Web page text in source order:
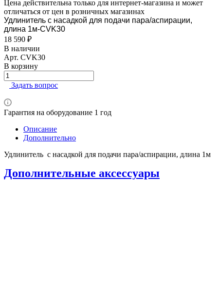
Цена действительна только для интернет-магазина и может
отличаться от цен в розничных магазинах
Удлинитель с насадкой для подачи пара/аспирации,
длина 1м-CVK30
18 590 ₽
В наличии
Арт. CVK30
В корзину
Задать вопрос
Гарантия на оборудование 1 год
Описание
Дополнительно
Удлинитель с насадкой для подачи пара/аспирации, длина 1м
Дополнительные аксессуары